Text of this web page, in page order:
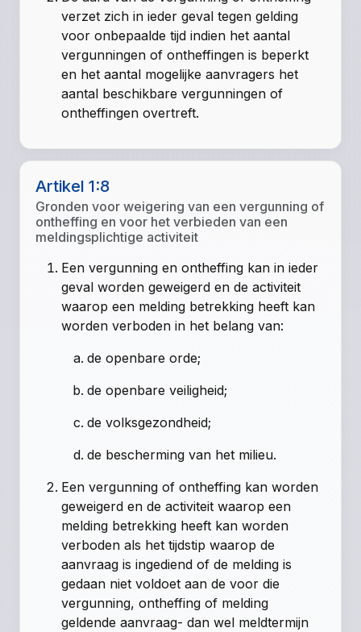
verzet zich in ieder geval tegen gelding
voor onbepaalde tijd indien het aantal
vergunningen of ontheffingen is beperkt
en het aantal mogelijke aanvragers het
aantal beschikbare vergunningen of
ontheffingen overtreft.
Artikel 1:8
Gronden voor weigering van een vergunning of
ontheffing en voor het verbieden van een
meldingsplichtige activiteit
Een vergunning en ontheffing kan in ieder
geval worden geweigerd en de activiteit
waarop een melding betrekking heeft kan
worden verboden in het belang van:
de openbare orde;
de openbare veiligheid;
de volksgezondheid;
de bescherming van het milieu.
Een vergunning of ontheffing kan worden
geweigerd en de activiteit waarop een
melding betrekking heeft kan worden
verboden als het tijdstip waarop de
aanvraag is ingediend of de melding is
gedaan niet voldoet aan de voor die
vergunning, ontheffing of melding
geldende aanvraag- dan wel meldtermijn